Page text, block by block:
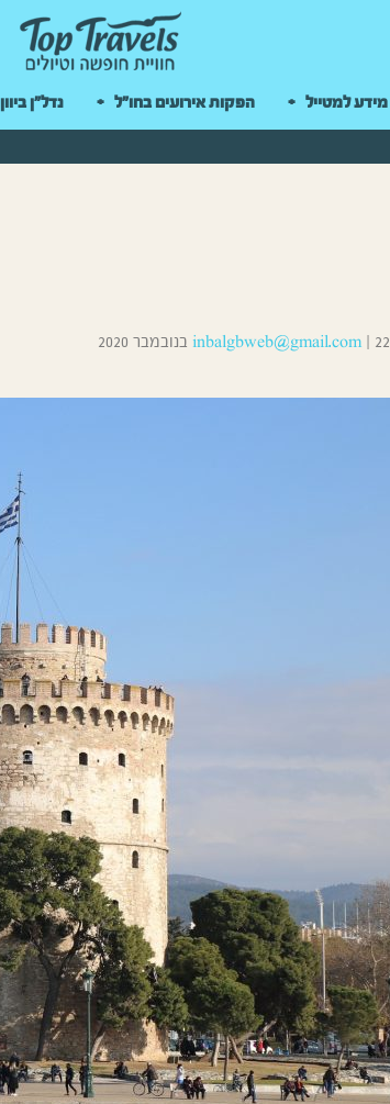
מידע למטייל הפקות אירועים בחו"ל נדל"ן ביוון
inbalgbweb@gmail.com 22 בנובמבר 2020